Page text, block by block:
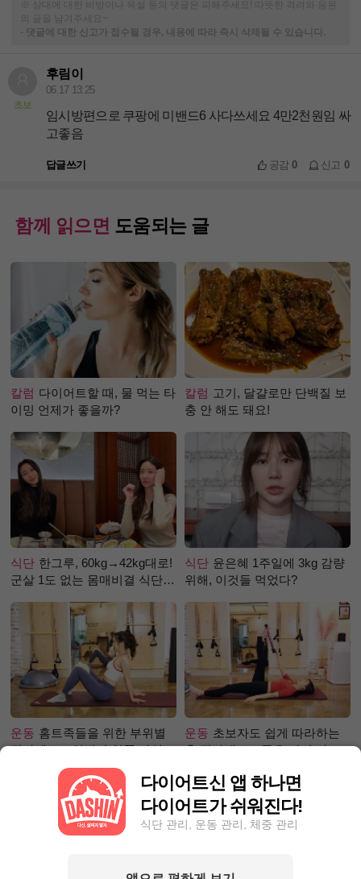
※ 상대에 대한 비방이나 욕설 등의 댓글은 피해주세요! 따뜻한 격려와 응원
-
댓글에 대한 신고가 접수될 경우, 내용에 따라 즉시 삭제될 수 있습니다.
초보
후림이
06.17 13:25
임시방편으로 쿠팡에 미밴드6 사다쓰세요 4만2천원임 싸
고좋음
답글쓰기 공감0 신고 0
함께 읽으면 도움되는 글
칼럼 다이어트할 때, 물 먹는 타
이밍 언제가 좋을까?
칼럼 고기, 달걀로만 단백질 보
충 안 해도 돼요!
식단 한그루, 60kg→42kg대로!
군살 1도 없는 몸매비결 식단
식단 윤은혜 1주일에 3kg 감량
위해, 이것들 먹었다?
운동 홈트족들을 위한 부위별
필라테스 – 허벅지 안쪽 라인
운동 초보자도 쉽게 따라하는
홈 필라테스 – 곧은 다리 라인
다이어트신 앱 하나면
다이어트가 쉬워진다!
식단 관리, 운동 관리, 체중 관리